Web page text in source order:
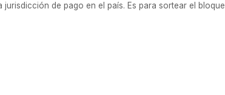
de pago en el país. Es para sortear el